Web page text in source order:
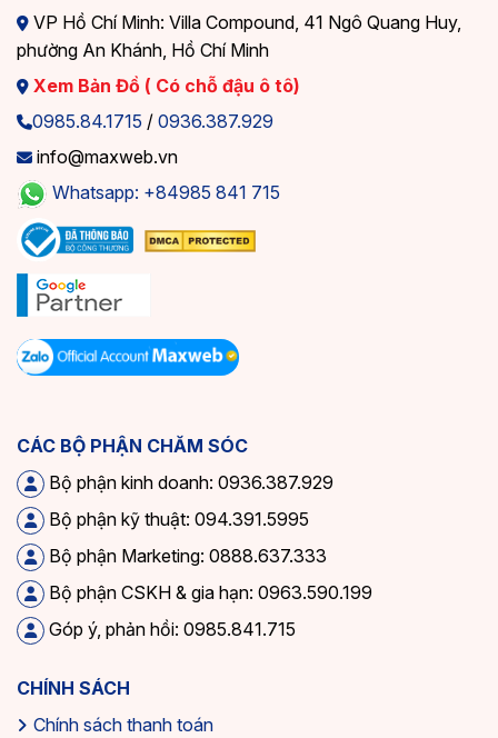
VP Hồ Chí Minh: Villa Compound, 41 Ngô Quang Huy,
phường An Khánh, Hồ Chí Minh
Xem Bản Đồ ( Có chỗ đậu ô tô)
0985.84.1715 / 0936.387.929
info@maxweb.vn
Whatsapp: +84985 841 715
CÁC BỘ PHẬN CHĂM SÓC
Bộ phận kinh doanh: 0936.387.929
Bộ phận kỹ thuật: 094.391.5995
Bộ phận Marketing: 0888.637.333
Bộ phận CSKH & gia hạn: 0963.590.199
Góp ý, phản hồi: 0985.841.715
CHÍNH SÁCH
Chính sách thanh toán